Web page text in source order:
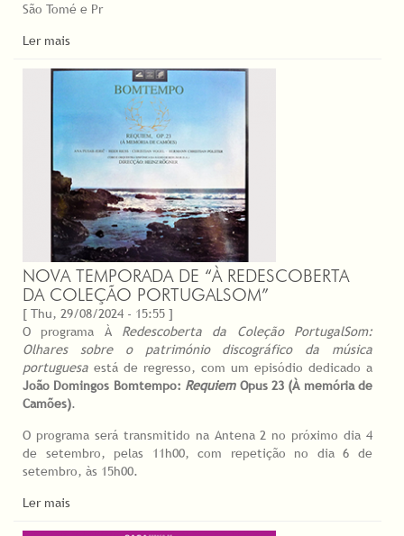
São Tomé e Pr
Ler mais
NOVA TEMPORADA DE “À REDESCOBERTA
DA COLEÇÃO PORTUGALSOM”
[ Thu, 29/08/2024 - 15:55 ]
O programa ÀRedescoberta da Coleção PortugalSom:
Olhares sobre o património discográfico da música
portuguesa está de regresso, com um episódio dedicado a
João Domingos Bomtempo: RequiemOpus 23 (À memória de
Camões).
O programa será transmitido na Antena 2 no próximo dia 4
de setembro, pelas 11h00, com repetição no dia 6 de
setembro, às 15h00.
Ler mais